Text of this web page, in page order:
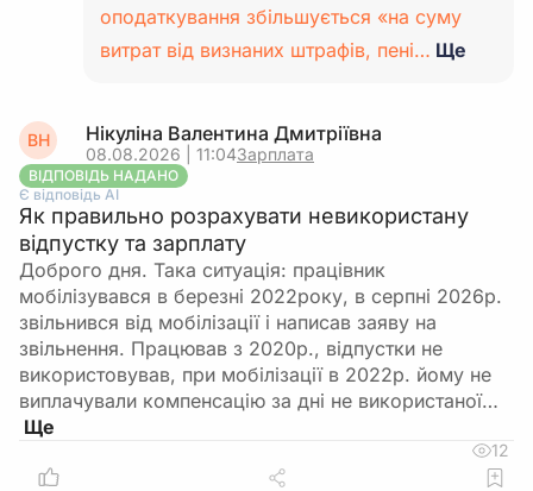
оподаткування збільшується «на суму
витрат від визнаних штрафів, пені… Ще
ВН Нікуліна Валентина Дмитріївна
08.08.2026 | 11:04Зарплата
ВІДПОВІДЬ НАДАНО
Є відповідь АІ
Як правильно розрахувати невикористану
відпустку та зарплату
Доброго дня. Така ситуація: працівник
мобілізувався в березні 2022року, в серпні 2026р.
звільнився від мобілізації і написав заяву на
звільнення. Працював з 2020р., відпустки не
використовував, при мобілізації в 2022р. йому не
виплачували компенсацію за дні не використаної…
12